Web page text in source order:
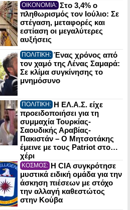
ΟΙΚΟΝΟΜΙΑ: Στο 3,4% ο
πληθωρισμός τον Ιούλιο: Σε
στέγαση, μεταφορές και
εστίαση οι μεγαλύτερες
αυξήσεις
ΠΟΛΙΤΙΚΗ: Ένας χρόνος από
τον χαμό της Λένας Σαμαρά:
Σε κλίμα συγκίνησης το
μνημόσυνο
ΠΟΛΙΤΙΚΗ: Η ΕΛ.Α.Σ. είχε
προειδοποιήσει για τη
συμμαχία Τουρκίας-
Σαουδικής Αραβίας-
Πακιστάν – Ο Μητσοτάκης
έμεινε με τους Patriot στο…
χέρι
ΚΟΣΜΟΣ: Η CIA συγκρότησε
μυστικά ειδική ομάδα για την
άσκηση πιέσεων με στόχο
την αλλαγή καθεστώτος
στην Κούβα